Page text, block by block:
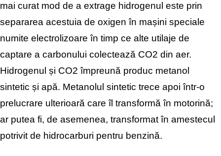
mai curat mod de a extrage hidrogenul este prin
separarea acestuia de oxigen în mașini speciale
numite electrolizoare în timp ce alte utilaje de
captare a carbonului colectează CO2 din aer.
Hidrogenul și CO2 împreună produc metanol
sintetic și apă. Metanolul sintetic trece apoi într-o
prelucrare ulterioară care îl transformă în motorină;
ar putea fi, de asemenea, transformat în amestecul
potrivit de hidrocarburi pentru benzină.